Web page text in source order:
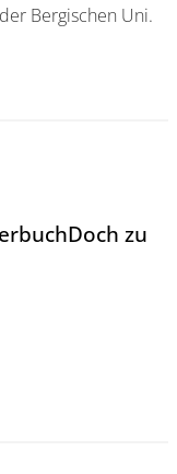
Bergischen Uni.
für Medien Köln
zu
/>Doch zu viel Wiki